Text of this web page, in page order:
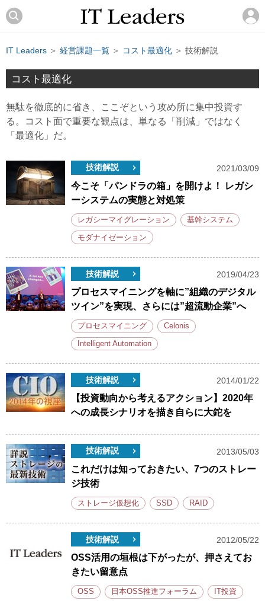
IT Leaders ＞ 経営課題一覧 ＞ コスト最適化 ＞ 技術解説
コスト最適化
無駄を徹底的に省き、ここぞという攻め所に集中投資す
る。コスト面で重要な観点は、単なる「削減」ではなく
「最適化」だ。
技術解説 2021/03/09
今こそ「パンドラの箱」を開けよ！ レガシ
ーシステムの実態と対処策
レガシーマイグレーション 基幹システム
モダナイゼーション
技術解説 2019/04/23
プロセスマイニングを軸に”組織のデジタル
ツイン”を実現、さらには”超流動企業”へ
プロセスマイニング Celonis
Intelligent Automation
技術解説 2014/01/22
【投資動向から考えるアクション】2020年
への成長シナリオを描き自らに大鉈を
技術解説 2013/05/03
これだけは知っておきたい、7つのストレー
ジ技術
ストレージ仮想化 SSD RAID
技術解説 2012/05/22
OSS活用の垣根は下がったが、押さえてお
きたい留意点
OSS 日本OSS推進フォーラム IT投資